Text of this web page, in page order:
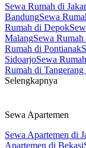
- Jumlah Lantai: 2
- Tempat Parkir
- Daya Listrik: 1.300
- Sumber Air:
- Alamat Lengkap
Kota Yogyakarta
Sewa Rumah di
BandungSewa
Rumah di Depok
MalangSewa
Rumah di Pontianak
SidoarjoSewa
Rumah di Tangerang
Selengkapnya
Sewa Apartemen
Sewa Apartemen di
Apartemen di Bekasi